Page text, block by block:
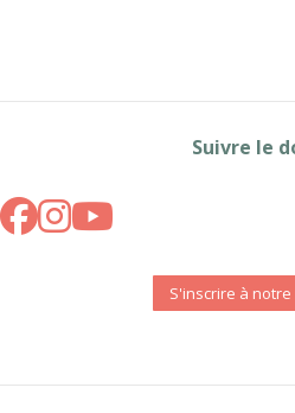
Suivre le
S'inscrire à